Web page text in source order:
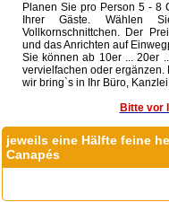
Planen Sie pro Person 5 - 8
Ihrer Gäste. Wählen
Vollkornschnittchen. Der
und das Anrichten auf
Sie können ab 10er ... 20er
vervielfachen oder
wir bring`s in Ihr Büro,
Bitte vor
jeweils eine Hälfte feine
Canapés